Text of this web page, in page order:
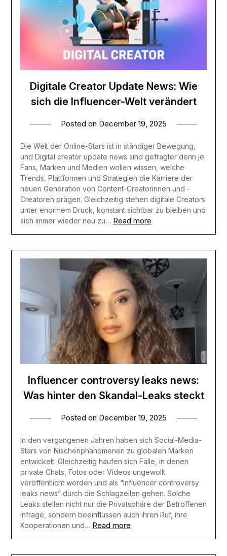
Digitale Creator Update News: Wie
sich die Influencer-Welt verändert
Posted on December 19, 2025
Die Welt der Online-Stars ist in ständiger Bewegung,
und Digital creator update news sind gefragter denn je.
Fans, Marken und Medien wollen wissen, welche
Trends, Plattformen und Strategien die Karriere der
neuen Generation von Content-Creatorinnen und -
Creatoren prägen. Gleichzeitig stehen digitale Creators
unter enormem Druck, konstant sichtbar zu bleiben und
sich immer wieder neu zu… Read more
Influencer controversy leaks news:
Was hinter den Skandal-Leaks steckt
Posted on December 19, 2025
In den vergangenen Jahren haben sich Social-Media-
Stars von Nischenphänomenen zu globalen Marken
entwickelt. Gleichzeitig häufen sich Fälle, in denen
private Chats, Fotos oder Videos ungewollt
veröffentlicht werden und als “Influencer controversy
leaks news” durch die Schlagzeilen gehen. Solche
Leaks stellen nicht nur die Privatsphäre der Betroffenen
infrage, sondern beeinflussen auch ihren Ruf, ihre
Kooperationen und… Read more